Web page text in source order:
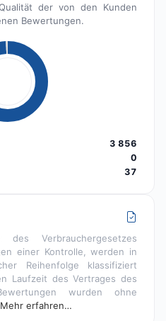
der von den Kunden
Bewertungen.
3 856
0
37
des Verbrauchergesetzes
einer Kontrolle, werden in
Reihenfolge klassifiziert
Laufzeit des Vertrages des
wurden ohne
Mehr erfahren…